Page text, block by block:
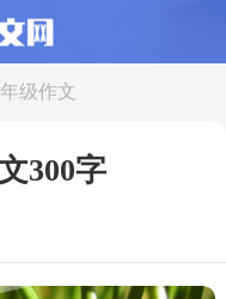
级作文
300字